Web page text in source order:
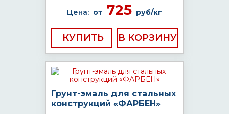
Цена: от 725 руб/кг
КУПИТЬ
Грунт-эмаль для стальных
конструкций «ФАРБЕН»